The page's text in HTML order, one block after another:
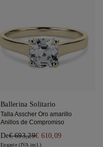
Ballerina Solitario
Talla Asscher Oro amarillo
Anillos de Compromiso
De€ 693,29€ 610,09
Engaste (IVA incl.)